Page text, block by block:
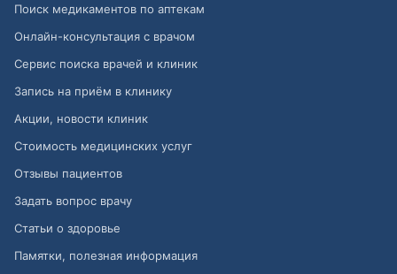
Поиск медикаментов по аптекам
Онлайн-консультация с врачом
Сервис поиска врачей и клиник
Запись на приём в клинику
Акции, новости клиник
Стоимость медицинских услуг
Отзывы пациентов
Задать вопрос врачу
Статьи о здоровье
Памятки, полезная информация